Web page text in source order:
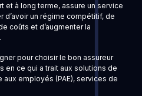
et à long terme, assure un service
d’avoir un régime compétitif, de
coûts et d’augmenter la
pour choisir le bon assureur
en ce qui a trait aux solutions de
employés (PAE), services de